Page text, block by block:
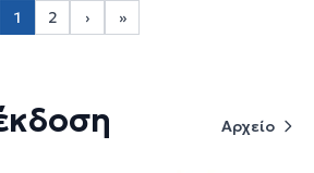
Σελιδοποίηση
1 Page 2
2
Next page
›
Last page
»
Αρχείο